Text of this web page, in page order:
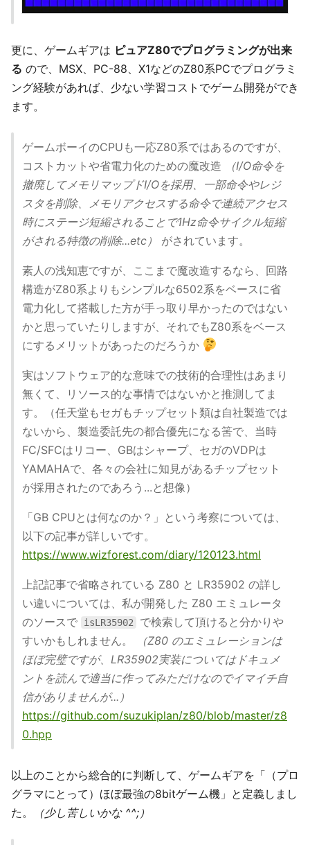
更に、ゲームギアは ピュアZ80でプログラミングが出来
る ので、MSX、PC-88、X1などのZ80系PCでプログラミ
ング経験があれば、少ない学習コストでゲーム開発ができ
ます。
ゲームボーイのCPUも一応Z80系ではあるのですが、
コストカットや省電力化のための魔改造
（I/O命令を
撤廃してメモリマップドI/Oを採用、一部命令やレジ
スタを削除、メモリアクセスする命令で連続アクセス
時にステージ短縮されることで1Hz命令サイクル短縮
がされる特徴の削除...etc）
がされています。
素人の浅知恵ですが、ここまで魔改造するなら、回路
構造がZ80系よりもシンプルな6502系をベースに省
電力化して搭載した方が手っ取り早かったのではない
かと思っていたりしますが、それでもZ80系をベース
にするメリットがあったのだろうか
実はソフトウェア的な意味での技術的合理性はあまり
無くて、リソース的な事情ではないかと推測してま
す。（任天堂もセガもチップセット類は自社製造では
ないから、製造委託先の都合優先になる筈で、当時
FC/SFCはリコー、GBはシャープ、セガのVDPは
YAMAHAで、各々の会社に知見があるチップセット
が採用されたのであろう...と想像）
「GB CPUとは何なのか？」という考察については、
以下の記事が詳しいです。
https://www.wizforest.com/diary/120123.html
上記記事で省略されている Z80 と LR35902 の詳し
い違いについては、私が開発した Z80 エミュレータ
のソースで
isLR35902
で検索して頂けると分かりや
すいかもしれません。
（Z80 のエミュレーションは
ほぼ完璧ですが、LR35902実装についてはドキュメ
ントを読んで適当に作ってみただけなのでイマイチ自
信がありませんが...）
https://github.com/suzukiplan/z80/blob/master/z8
0.hpp
以上のことから総合的に判断して、ゲームギアを「（プロ
グラマにとって）ほぼ最強の8bitゲーム機」と定義しまし
た。
（少し苦しいかな ^^;）